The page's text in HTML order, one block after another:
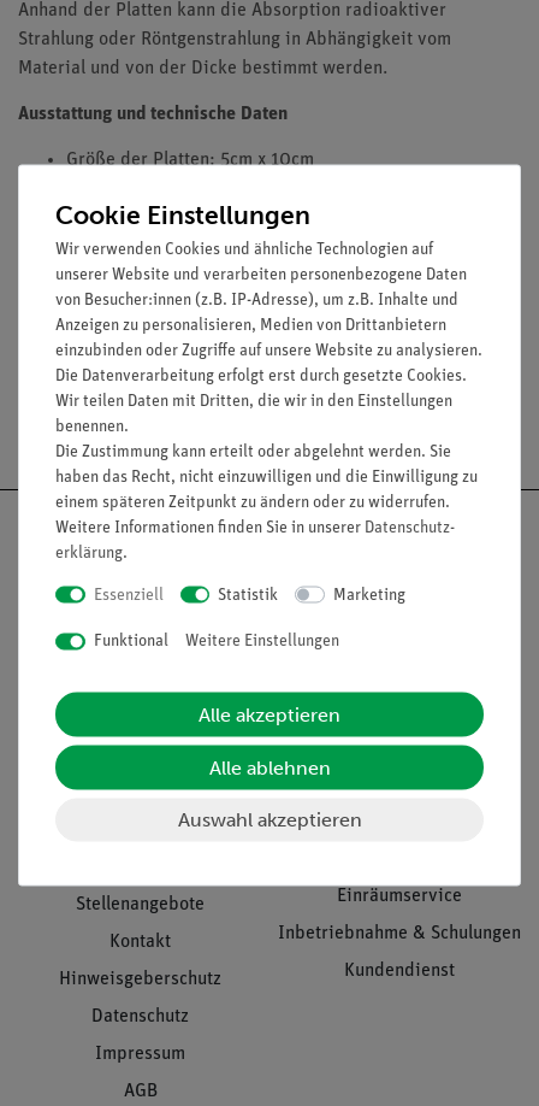
Anhand der Platten kann die Absorption radioaktiver
Strahlung oder Röntgenstrahlung in Abhängigkeit vom
Material und von der Dicke bestimmt werden.
Ausstattung und technische Daten
Größe der Platten: 5cm x 10cm
sowie 2 x 1.0mm;
1 Bleiplatte (lackiert);
1 Eisenplatte;
4 Plexiglasplatten der Dicke d= 1.0 mm
Nach oben
Informationen
Unternehmen
Projekte und Lösungen
Stellenangebote
Kontakt
Hinweisgeberschutz
Datenschutz
Impressum
AGB
Übersicht Service
Beratung & Showroom
Einräumservice
Inbetriebnahme & Schulungen
Kundendienst
Cookie Einstellungen
Wir verwenden Cookies und ähnliche Technologien auf
unserer Website und verarbeiten personenbezogene Daten
von Besucher:innen (z.B. IP-Adresse), um z.B. Inhalte und
Anzeigen zu personalisieren, Medien von Drittanbietern
einzubinden oder Zugriffe auf unsere Website zu analysieren.
Die Datenverarbeitung erfolgt erst durch gesetzte Cookies.
Wir teilen Daten mit Dritten, die wir in den Einstellungen
benennen.
Die Zustimmung kann erteilt oder abgelehnt werden. Sie
haben das Recht, nicht einzuwilligen und die Einwilligung zu
einem späteren Zeitpunkt zu ändern oder zu widerrufen.
Weitere Informationen finden Sie in unserer Daten­schutz­
erklärung.
Essenziell Statistik Marketing
Funktional Weitere Einstellungen
Alle akzeptieren
Alle ablehnen
Auswahl akzeptieren